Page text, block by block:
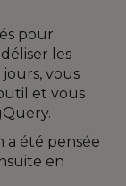
pour
les
vous
et vous
été pensée
en